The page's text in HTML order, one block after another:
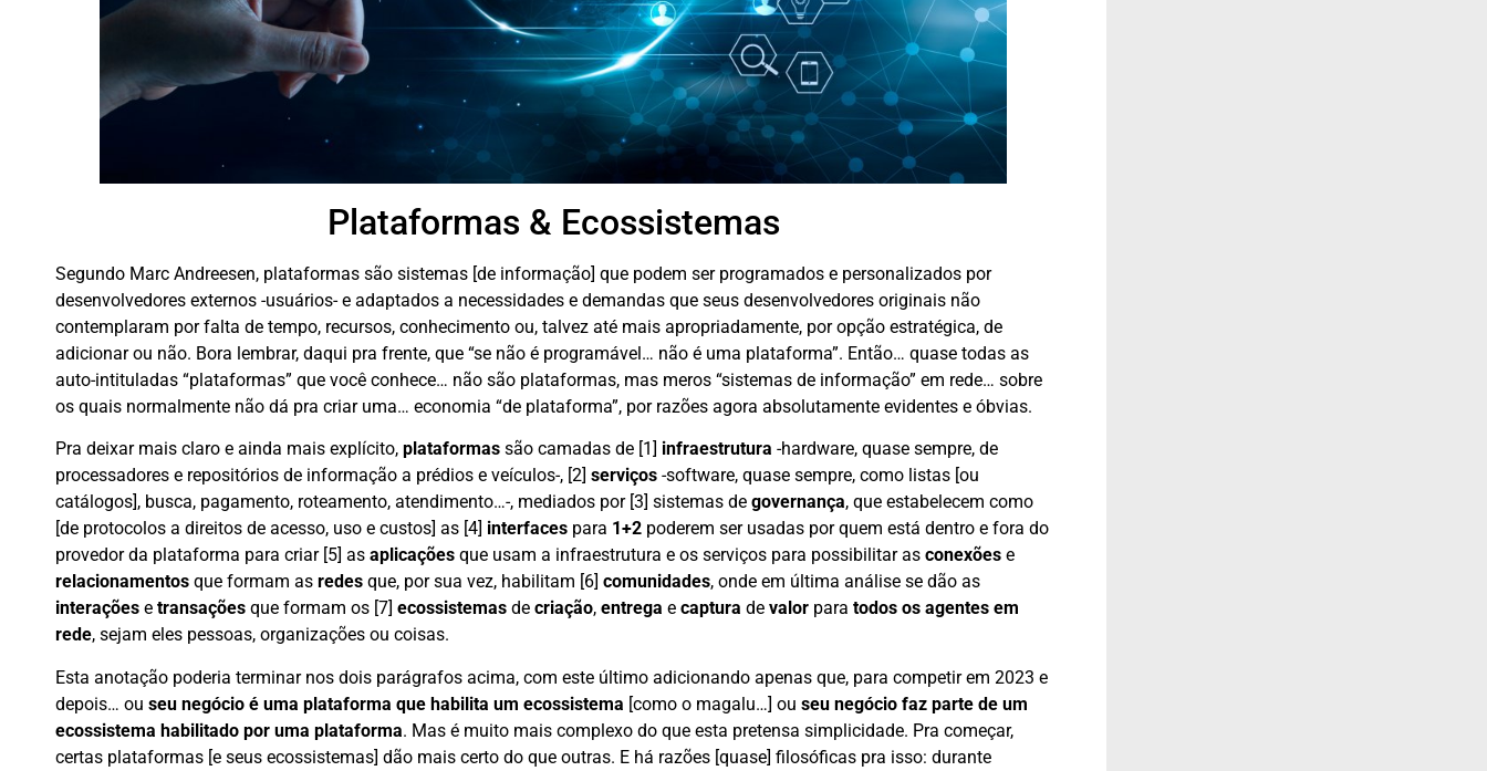
Plataformas & Ecossistemas
Segundo Marc Andreesen, plataformas são sistemas [de informação] que podem ser programados e personalizados por
desenvolvedores externos -usuários- e adaptados a necessidades e demandas que seus desenvolvedores originais não
contemplaram por falta de tempo, recursos, conhecimento ou, talvez até mais apropriadamente, por opção estratégica, de
adicionar ou não. Bora lembrar, daqui pra frente, que “se não é programável… não é uma plataforma”. Então… quase todas as
auto-intituladas “plataformas” que você conhece… não são plataformas, mas meros “sistemas de informação” em rede… sobre
os quais normalmente não dá pra criar uma… economia “de plataforma”, por razões agora absolutamente evidentes e óbvias.
Pra deixar mais claro e ainda mais explícito, plataformas são camadas de [1] infraestrutura -hardware, quase sempre, de
processadores e repositórios de informação a prédios e veículos-, [2] serviços -software, quase sempre, como listas [ou
catálogos], busca, pagamento, roteamento, atendimento…-, mediados por [3] sistemas de governança, que estabelecem como
[de protocolos a direitos de acesso, uso e custos] as [4] interfaces para 1+2 poderem ser usadas por quem está dentro e fora do
provedor da plataforma para criar [5] as aplicações que usam a infraestrutura e os serviços para possibilitar as conexões e
relacionamentos que formam as redes que, por sua vez, habilitam [6] comunidades, onde em última análise se dão as
interações e transações que formam os [7] ecossistemas de criação, entrega e captura de valor para todos os agentes em
rede, sejam eles pessoas, organizações ou coisas.
Esta anotação poderia terminar nos dois parágrafos acima, com este último adicionando apenas que, para competir em 2023 e
depois… ou seu negócio é uma plataforma que habilita um ecossistema [como o magalu…] ou seu negócio faz parte de um
ecossistema habilitado por uma plataforma. Mas é muito mais complexo do que esta pretensa simplicidade. Pra começar,
certas plataformas [e seus ecossistemas] dão mais certo do que outras. E há razões [quase] filosóficas pra isso: durante